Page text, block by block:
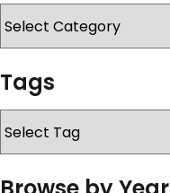
KONTAKT
Tags